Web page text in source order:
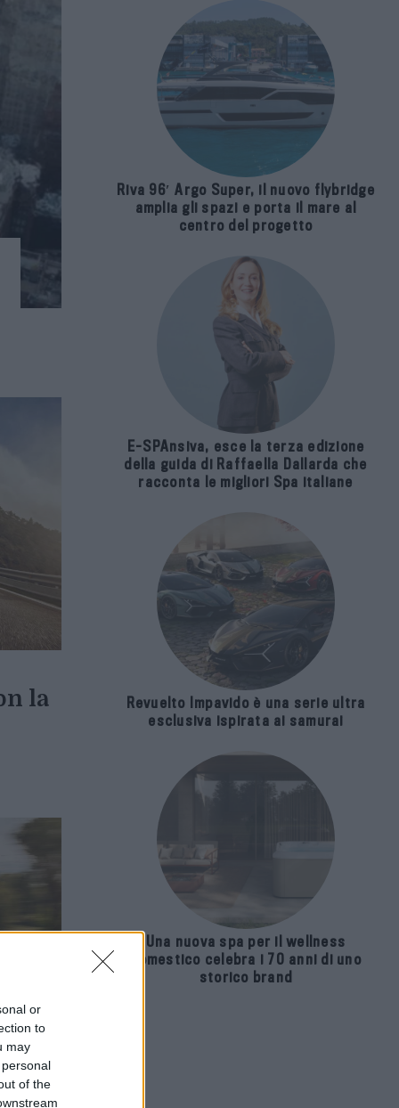
or
to
may
of the
la
Riva 96′ Argo Super, il nuovo flybridge
amplia gli spazi e porta il mare al
centro del progetto
E-SPAnsiva, esce la terza edizione
della guida di Raffaella Dallarda che
racconta le migliori Spa italiane
Revuelto Impavido è una serie ultra
esclusiva ispirata ai samurai
Una nuova spa per il wellness
domestico celebra i 70 anni di uno
storico brand